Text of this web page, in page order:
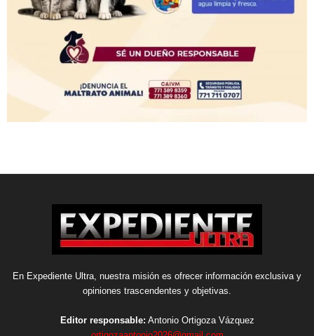
En Expediente Ultra, nuestra misión es ofrecer información exclusiva y
opiniones trascendentes y objetivas.
Editor responsable: Antonio Ortigoza Vázquez